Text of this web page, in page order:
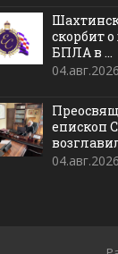
скорбит
БПЛА в ...
04.авг.2026
епископ
04.авг.2026